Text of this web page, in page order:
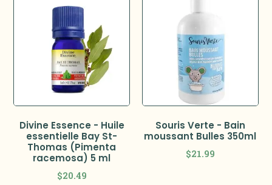
Divine Essence - Huile
essentielle Bay St-
Thomas (Pimenta
racemosa) 5 ml
$20.49
Souris Verte - Bain
moussant Bulles 350ml
$21.99